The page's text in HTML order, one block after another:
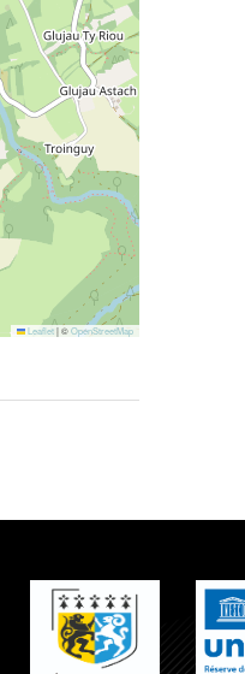
Leaflet|©OpenStreetMap